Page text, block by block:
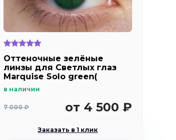
Оттеночные зелёные
линзы для Светлых глаз
Marquise Solo green(
диоптрии
в наличии
7 000 ₽ от 4 500 ₽
Заказать в 1 клик